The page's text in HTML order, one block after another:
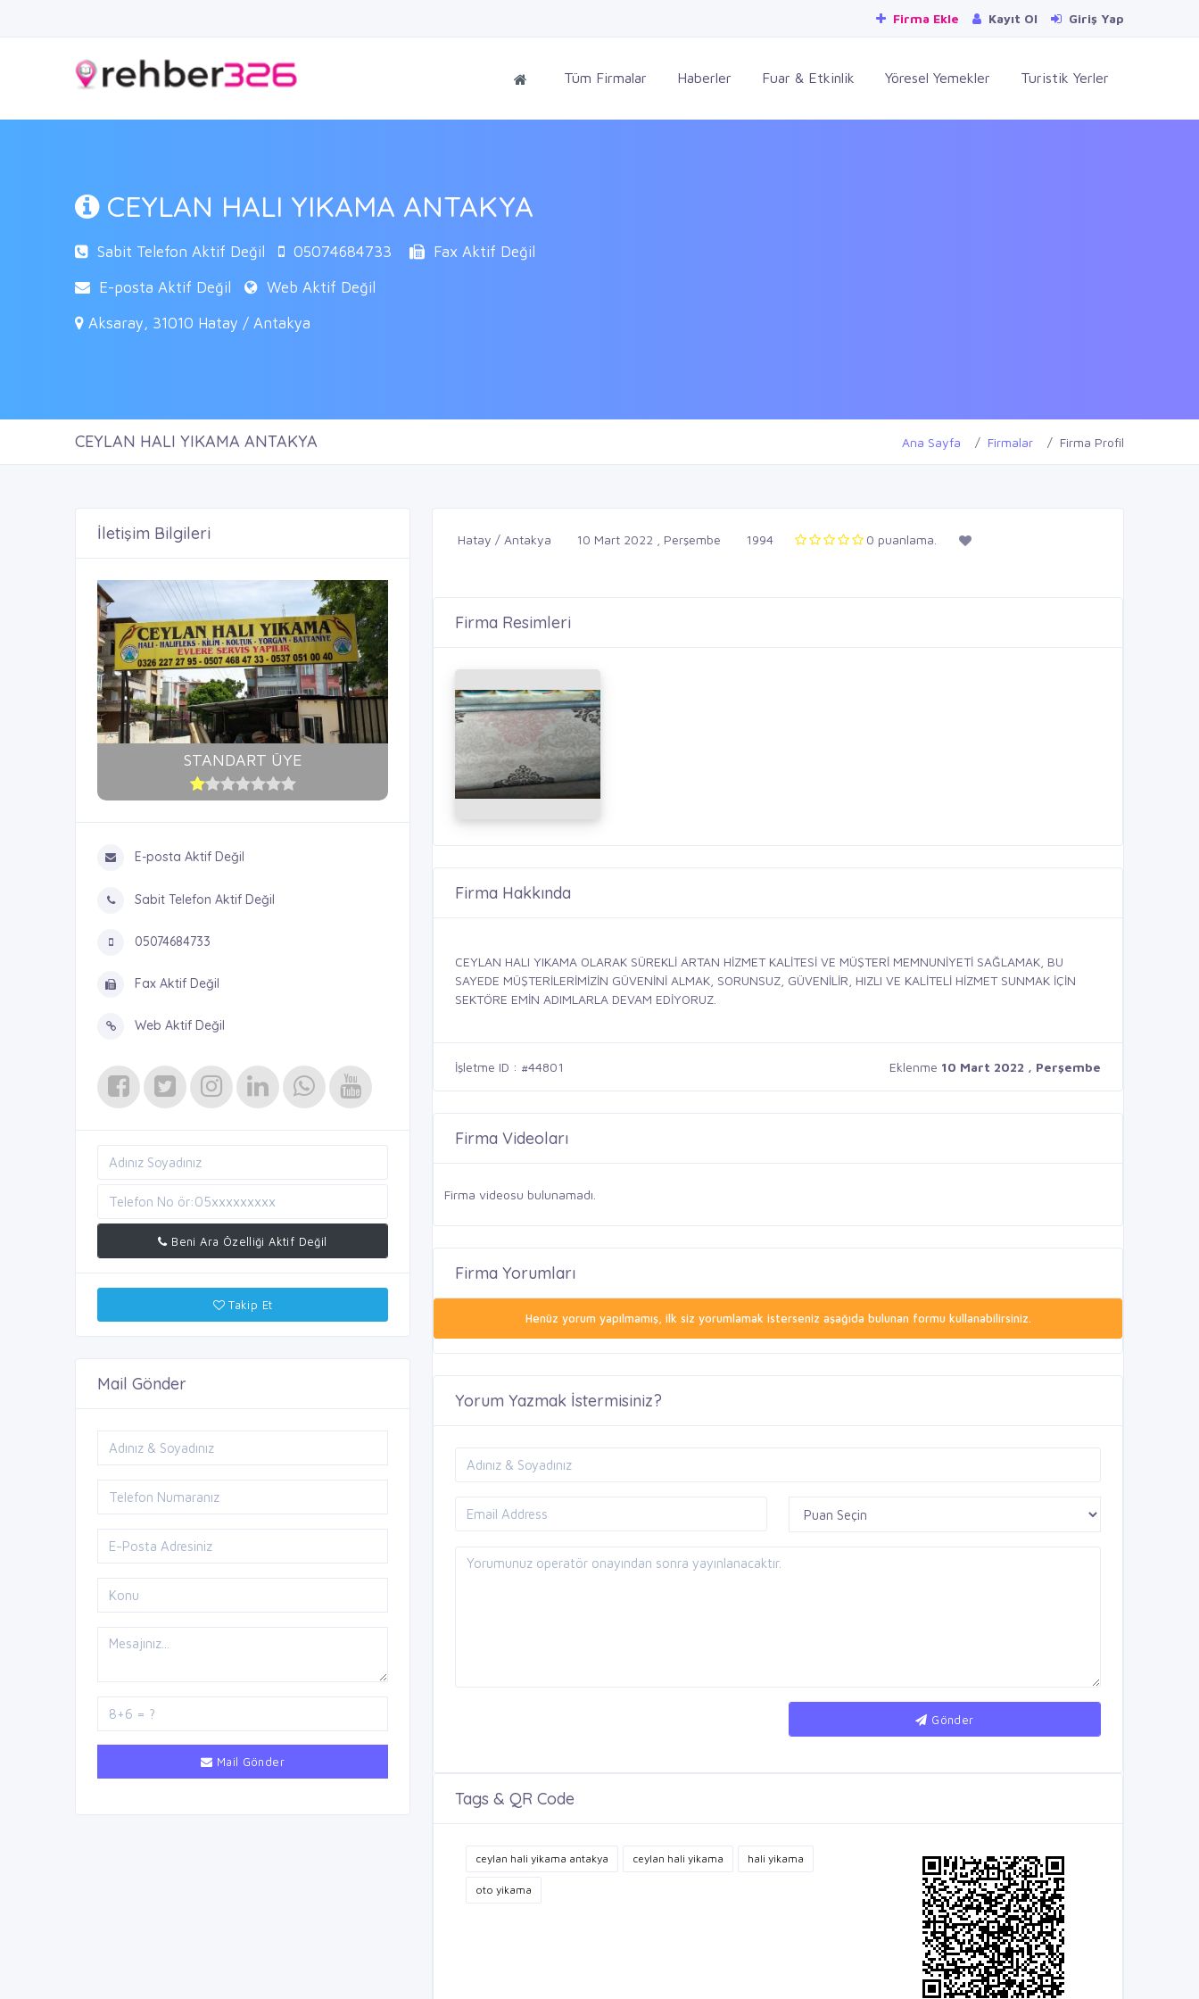
Firma Ekle Kayıt Ol Giriş Yap
Tüm Firmalar Haberler Fuar & Etkinlik Yöresel Yemekler Turistik Yerler
CEYLAN HALI YIKAMA ANTAKYA
Sabit Telefon Aktif Değil 05074684733
Fax Aktif Değil
E-posta Aktif Değil
Web Aktif Değil
Aksaray, 31010 Hatay / Antakya
CEYLAN HALI YIKAMA ANTAKYA Ana Sayfa Firmalar Firma Profil
İletişim Bilgileri
STANDART ÜYE
E-posta Aktif Değil
Sabit Telefon Aktif Değil
05074684733
Fax Aktif Değil
Web Aktif Değil
Beni Ara Özelliği Aktif Değil
Takip Et
Mail Gönder
Mail Gönder
Hatay / Antakya 10 Mart 2022 , Perşembe 1994 0 puanlama.
Firma Resimleri
Firma Hakkında
CEYLAN HALI YIKAMA OLARAK SÜREKLİ ARTAN HİZMET KALİTESİ VE MÜŞTERİ MEMNUNİYETİ SAĞLAMAK, BU
SAYEDE MÜŞTERİLERİMİZİN GÜVENİNİ ALMAK, SORUNSUZ, GÜVENİLİR, HIZLI VE KALİTELİ HİZMET SUNMAK İÇİN
SEKTÖRE EMİN ADIMLARLA DEVAM EDİYORUZ.
İşletme ID : #44801 Eklenme 10 Mart 2022 , Perşembe
Firma Videoları
Firma videosu bulunamadı.
Firma Yorumları
Henüz yorum yapılmamış, ilk siz yorumlamak isterseniz aşağıda bulunan formu kullanabilirsiniz.
Yorum Yazmak İstermisiniz?
Gönder
Tags & QR Code
ceylan hali yikama antakya ceylan hali yikama hali yikama
oto yikama